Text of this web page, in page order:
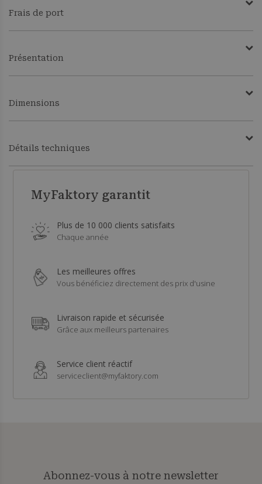
Frais de port
Présentation
Dimensions
Détails techniques
MyFaktory garantit
Plus de 10 000 clients satisfaits
Chaque année
Les meilleures offres
Vous bénéficiez directement des prix d'usine
Livraison rapide et sécurisée
Grâce aux meilleurs partenaires
Service client réactif
serviceclient@myfaktory.com
Abonnez-vous à notre newsletter